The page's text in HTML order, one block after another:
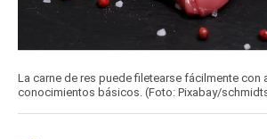
La carne de res puede filetearse fácilmente con
conocimientos básicos. (Foto: Pixabay/